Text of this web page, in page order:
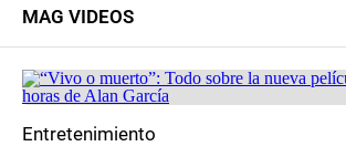
MAG VIDEOS
Entretenimiento